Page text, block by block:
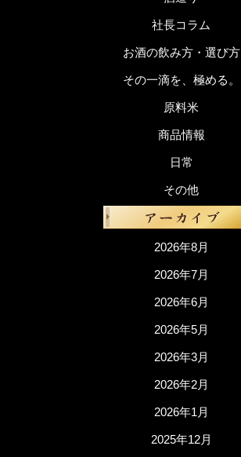
社長コラム
お酒の飲み方・選び方
その一滴を、極める。
原料米
商品情報
日常
その他
2026年8月
2026年7月
2026年6月
2026年5月
2026年3月
2026年2月
2026年1月
2025年12月